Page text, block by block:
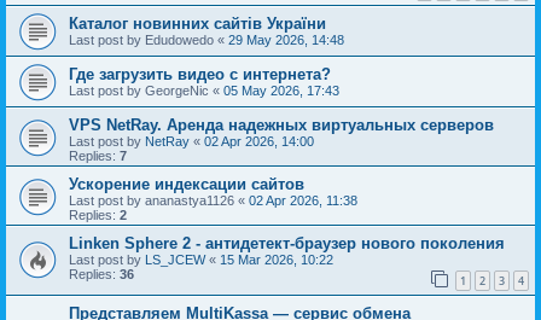
Каталог новинних сайтів України
Last post by Edudowedo « 29 May 2026, 14:48
Где загрузить видео с интернета?
Last post by GeorgeNic « 05 May 2026, 17:43
VPS NetRay. Аренда надежных виртуальных серверов
Last post by NetRay « 02 Apr 2026, 14:00
Replies: 7
Ускорение индексации сайтов
Last post by ananastya1126 « 02 Apr 2026, 11:38
Replies: 2
Linken Sphere 2 - антидетект-браузер нового поколения
Last post by LS_JCEW« 15 Mar 2026, 10:22
Replies: 36 1 2 3 4
Представляем MultiKassa — сервис обмена